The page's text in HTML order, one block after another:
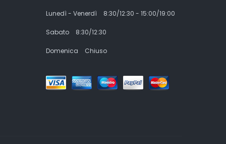
Lunedì - Venerdì 8:30/12:30 - 15:00/19:00
Sabato 8:30/12:30
Domenica Chiuso